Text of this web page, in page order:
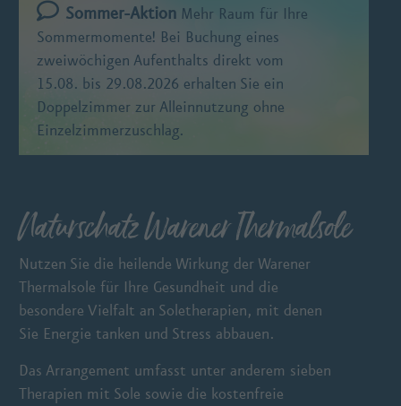
Sommer-Aktion Mehr Raum für Ihre
Sommermomente! Bei Buchung eines
zweiwöchigen Aufenthalts direkt vom
15.08. bis 29.08.2026 erhalten Sie ein
Doppelzimmer zur Alleinnutzung ohne
Einzelzimmerzuschlag.
Naturschatz Warener Thermalsole
Nutzen Sie die heilende Wirkung der Warener
Thermalsole für Ihre Gesundheit und die
besondere Vielfalt an Soletherapien, mit denen
Sie Energie tanken und Stress abbauen.
Das Arrangement umfasst unter anderem sieben
Therapien mit Sole sowie die kostenfreie